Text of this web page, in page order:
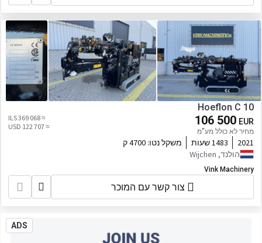
Hoeflon C 10
106 500 EUR
מחיר לא כולל מע"מ
≈ 369 068 ILS
≈ 122 707 USD
2021 1483 שעות משקל נטו: 4700 ק
הולנד, Wijchen
Vink Machinery
צור קשר עם המוכר
ADS